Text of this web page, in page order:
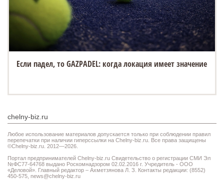
Если падел, то GAZPADEL: когда локация имеет значение
chelny-biz.ru
Любое использование материалов допускается только при соблюдении правил
перепечатки при наличии гиперссылки на Chelny-biz.ru. Все права защищены
©Chelny-biz.ru. 2012—2026.
Портал предпринимателей Chelny-biz.ru Свидетельство о регистрации СМИ Эл
№ФС77-64768 выдано Роскомнадзором 02.02.2016 г. Учредитель - ООО
«Деловой». Главный редактор – Ахметзянова Л. З. Контакты редакции: (8552)
450-575, news@chelny-biz.ru